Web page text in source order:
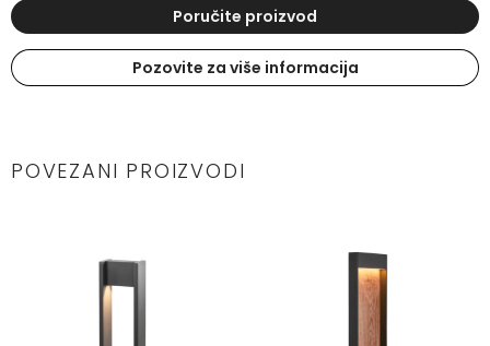
Poručite proizvod
Pozovite za više informacija
POVEZANI PROIZVODI